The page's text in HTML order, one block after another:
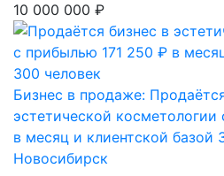
10 000 000 ₽
Бизнес в продаже:
эстетической
в месяц и клиентской базой
Новосибирск